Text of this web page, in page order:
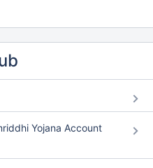
Yojana Account